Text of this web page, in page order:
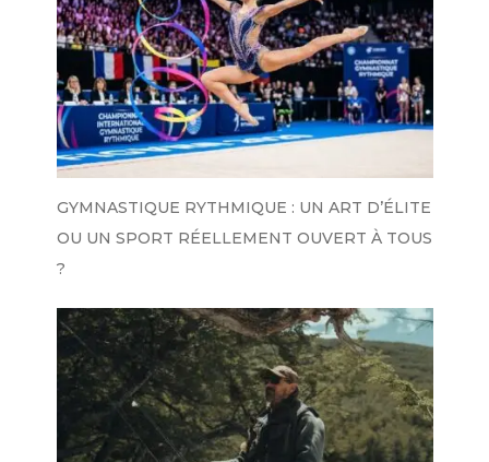
GYMNASTIQUE RYTHMIQUE : UN ART D’ÉLITE
OU UN SPORT RÉELLEMENT OUVERT À TOUS
?